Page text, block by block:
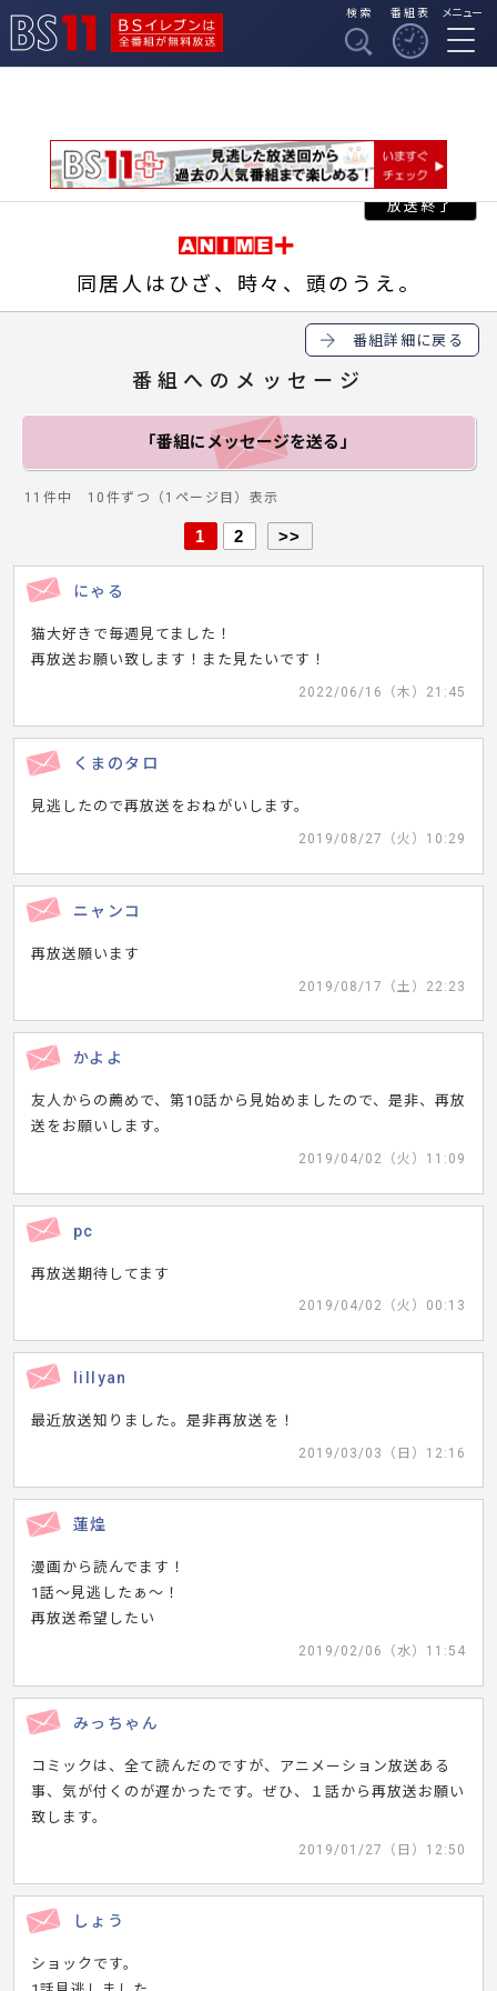
BSイレブンは全番組
検索 番組表 メニュー
同居人はひざ、時々、頭のうえ。
番組詳細に戻る
番組へのメッセージ
「番組にメッセージを送る」
11件中 10件ずつ（1ページ目）表示
1 2 >>
にゃる
猫大好きで毎週見てました！
再放送お願い致します！また見たいです！
2022/06/16（木）21:45
くまのタロ
見逃したので再放送をおねがいします。
2019/08/27（火）10:29
ニャンコ
再放送願います
2019/08/17（土）22:23
かよよ
友人からの薦めで、第10話から見始めましたので、是非、再放
送をお願いします。
2019/04/02（火）11:09
pc
再放送期待してます
2019/04/02（火）00:13
lillyan
最近放送知りました。是非再放送を！
2019/03/03（日）12:16
蓮煌
漫画から読んでます！
1話～見逃したぁ～！
再放送希望したい
2019/02/06（水）11:54
みっちゃん
コミックは、全て読んだのですが、アニメーション放送ある
事、気が付くのが遅かったです。ぜひ、１話から再放送お願い
致します。
2019/01/27（日）12:50
しょう
ショックです。